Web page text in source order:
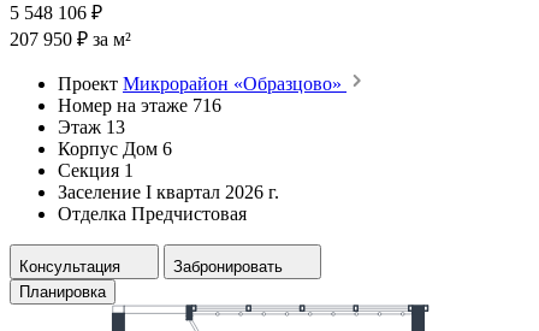
5 548 106 ₽
207 950 ₽ за м²
Проект Микрорайон «Образцово»
Номер на этаже 716
Этаж 13
Корпус Дом 6
Секция 1
Заселение I квартал 2026 г.
Отделка Предчистовая
Консультация
Забронировать
Планировка